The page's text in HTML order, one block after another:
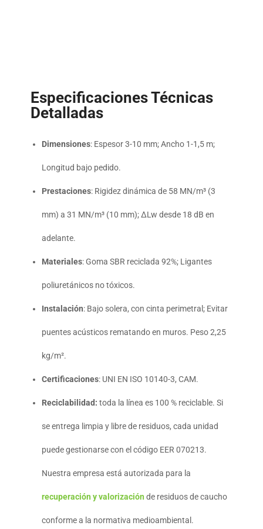
Especificaciones Técnicas
Detalladas
Dimensiones: Espesor 3-10 mm; Ancho 1-1,5 m;
Longitud bajo pedido.
Prestaciones: Rigidez dinámica de 58 MN/m³ (3
mm) a 31 MN/m³ (10 mm); ΔLw desde 18 dB en
adelante.
Materiales: Goma SBR reciclada 92%; Ligantes
poliuretánicos no tóxicos.
Instalación: Bajo solera, con cinta perimetral; Evitar
puentes acústicos rematando en muros. Peso 2,25
kg/m².
Certificaciones: UNI EN ISO 10140-3, CAM.
Reciclabilidad: toda la línea es 100 % reciclable. Si
se entrega limpia y libre de residuos, cada unidad
puede gestionarse con el código EER 070213.
Nuestra empresa está autorizada para la
recuperación y valorización de residuos de caucho
conforme a la normativa medioambiental.